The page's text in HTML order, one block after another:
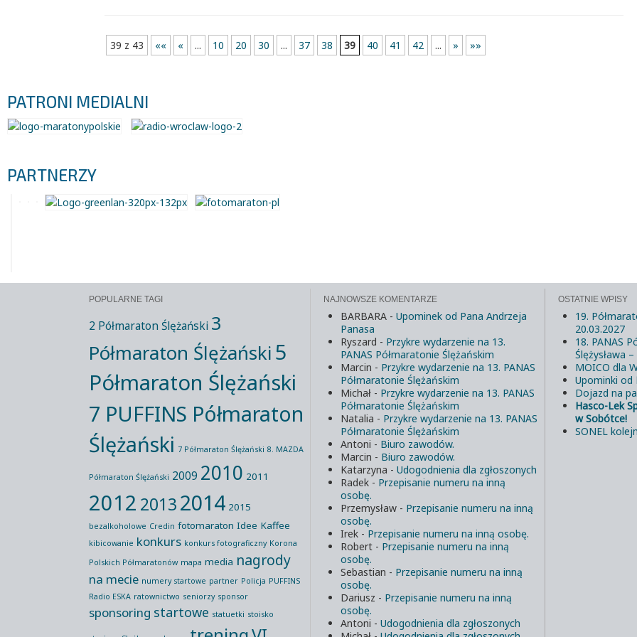
39 z 43 «« « ... 10 20 30 ... 37 38 39 40 41 42 ... » »»
PATRONI MEDIALNI
PARTNERZY
POPULARNE TAGI
2 Półmaraton Ślężański 3
Półmaraton Ślężański 5
Półmaraton Ślężański
7 PUFFINS Półmaraton
Ślężański 7 Półmaraton Ślężański 8. MAZDA
Półmaraton Ślężański 2009 2010 2011
2012 20132014 2015
bezalkoholowe Credin fotomaraton Idee Kaffee
kibicowanie konkurs konkurs fotograficzny Korona
Polskich Półmaratonów mapa media nagrody
na mecie numery startowe partner Policja PUFFINS
Radio ESKA ratownictwo seniorzy sponsor
sponsoring startowe statuetki stoisko
NAJNOWSZE KOMENTARZE
BARBARA - Upominek od Pana Andrzeja
Panasa
Ryszard - Przykre wydarzenie na 13.
PANAS Półmaratonie Ślężańskim
Marcin - Przykre wydarzenie na 13. PANAS
Półmaratonie Ślężańskim
Michał - Przykre wydarzenie na 13. PANAS
Półmaratonie Ślężańskim
Natalia - Przykre wydarzenie na 13. PANAS
Półmaratonie Ślężańskim
Antoni - Biuro zawodów.
Marcin - Biuro zawodów.
Katarzyna - Udogodnienia dla zgłoszonych
Radek - Przepisanie numeru na inną
osobę.
Przemysław - Przepisanie numeru na inną
osobę.
Irek - Przepisanie numeru na inną osobę.
Robert - Przepisanie numeru na inną
osobę.
Sebastian - Przepisanie numeru na inną
osobę.
Dariusz - Przepisanie numeru na inną
osobę.
Antoni - Udogodnienia dla zgłoszonych
OSTATNIE WPISY
19.
20.03.2027
18. PANAS
Ślężysława
MOICO dla
Upominki od
Dojazd na
Hasco-Lek
w Sobótce!
SONEL